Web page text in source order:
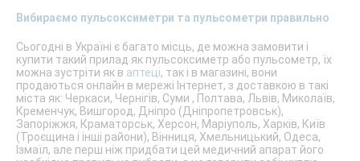
Вибираємо пульсоксиметри та пульсометри правильно
Сьогодні в Україні є багато місць, де можна замовити і
купити такий прилад як пульсоксиметр або пульсометр, їх
можна зустріти як в аптеці, так і в магазині, вони
продаються онлайн в мережі Інтернет, з доставкою в такі
міста як: Черкаси, Чернігів, Суми , Полтава, Львів, Миколаїв,
Кременчук, Вишгород, Дніпро (Дніпропетровськ),
Запоріжжя, Краматорськ, Херсон, Маріуполь, Харків, Київ
(Троєщина і інші райони), Вінниця, Хмельницький, Одеса,
Ізмаїл, але перш ніж придбати цей медичний апарат його